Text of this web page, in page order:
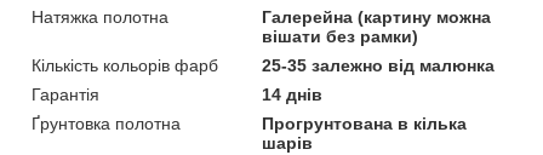
Натяжка полотна
Галерейна (картину можна
вішати без рамки)
Кількість кольорів фарб
25-35 залежно від малюнка
Гарантія
14 днів
Ґрунтовка полотна
Прогрунтована в кілька
шарів